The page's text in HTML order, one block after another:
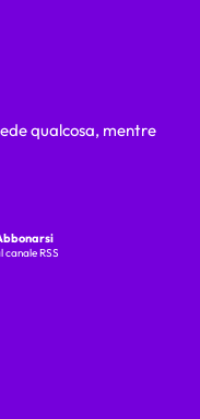
qualcosa, mentre
canale RSS